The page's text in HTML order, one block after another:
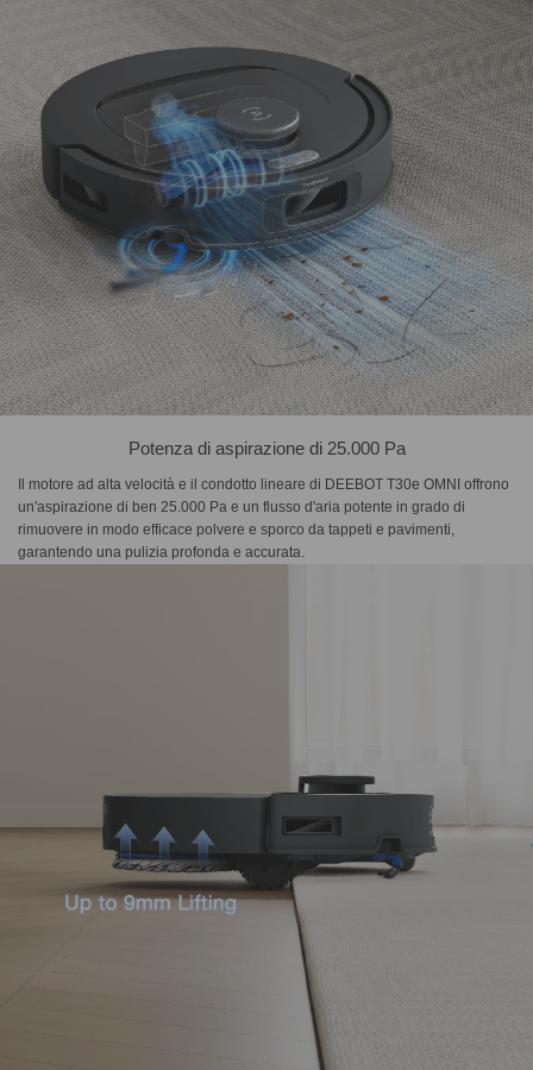
Potenza di aspirazione di 25.000 Pa
Il motore ad alta velocità e il condotto lineare di DEEBOT T30e OMNI offrono
un'aspirazione di ben 25.000 Pa e un flusso d'aria potente in grado di
rimuovere in modo efficace polvere e sporco da tappeti e pavimenti,
garantendo una pulizia profonda e accurata.